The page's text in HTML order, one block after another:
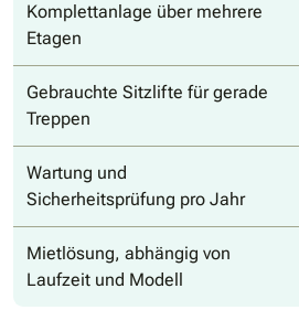
Komplettanlage über mehrere
Etagen
Gebrauchte Sitzlifte für gerade
Treppen
Wartung und
Sicherheitsprüfung pro Jahr
Mietlösung, abhängig von
Laufzeit und Modell